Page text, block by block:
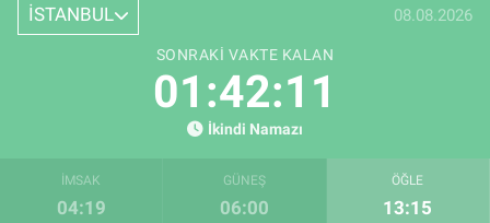
İSTANBUL 08.08.2026
SONRAKI VAKTE KALAN
01:42:10
İkindi Namazı
İMSAK
04:19
GÜNEŞ
06:00
ÖĞLE
13:15